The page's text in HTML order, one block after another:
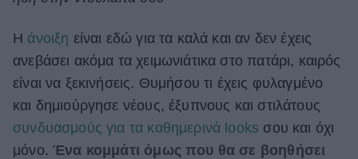
Green
Αφιερώματα
ΒΟΞ
Η άνοιξη είναι εδώ για τα καλά και αν δεν έχεις
ανεβάσει ακόμα τα χειμωνιάτικα στο πατάρι, καιρός
είναι να ξεκινήσεις. Θυμήσου τι έχεις φυλαγμένο
και δημιούργησε νέους, έξυπνους και στιλάτους
συνδυασμούς για τα καθημερινά looks σου και όχι
μόνο.Ένα κομμάτι όμως που θα σε βοηθήσει